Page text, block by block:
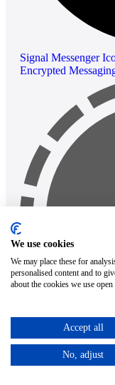
Signal Messenger
Encrypted
We use cookies
We may place these for
personalised content and to
about the cookies we use open
Accept all
No, adjust